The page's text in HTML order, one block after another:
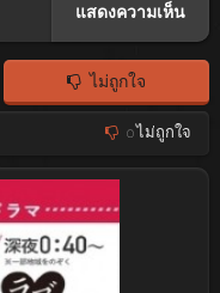
ไม่ถูกใจ
0ไม่ถูกใจ